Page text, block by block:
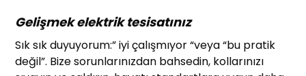
Gelişmek elektrik tesisatınız
Sık sık duyuyorum:” iyi çalışmıyor “veya “bu pratik
değil”. Bize sorunlarınızdan bahsedin, kollarınızı